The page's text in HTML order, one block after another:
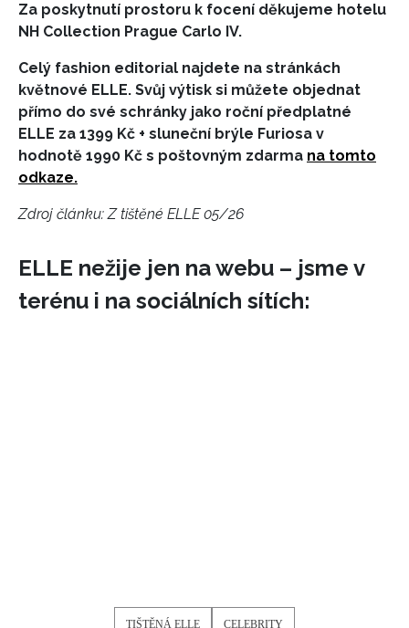
Za poskytnutí prostoru k focení děkujeme hotelu
NH Collection Prague Carlo IV.
Celý fashion editorial najdete na stránkách
květnové ELLE. Svůj výtisk si můžete objednat
přímo do své schránky jako roční předplatné
ELLE za 1399 Kč + sluneční brýle Furiosa v
hodnotě 1990 Kč s poštovným zdarma na tomto
odkaze.
Zdroj článku:Z tištěné ELLE 05/26
ELLE nežije jen na webu – jsme v
terénu i na sociálních sítích:
TIŠTĚNÁ ELLE CELEBRITY